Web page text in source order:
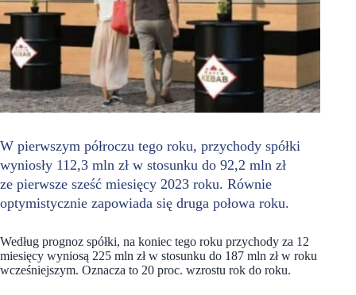
W pierwszym półroczu tego roku, przychody spółki
wyniosły 112,3 mln zł w stosunku do 92,2 mln zł
ze pierwsze sześć miesięcy 2023 roku. Równie
optymistycznie zapowiada się druga połowa roku.
Według prognoz spółki, na koniec tego roku przychody za 12
miesięcy wyniosą 225 mln zł w stosunku do 187 mln zł w roku
wcześniejszym. Oznacza to 20 proc. wzrostu rok do roku.